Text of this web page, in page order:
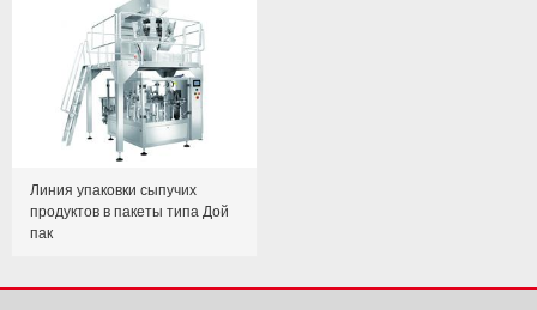
Линия упаковки сыпучих
продуктов в пакеты типа Дой
пак